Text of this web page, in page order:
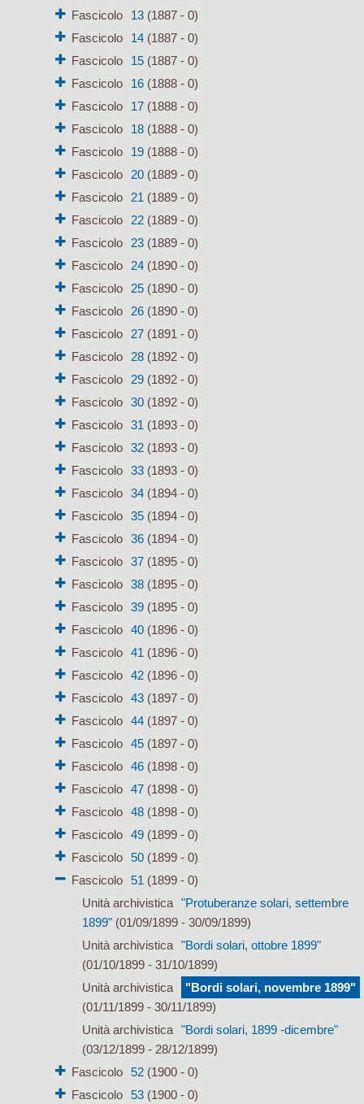
Fascicolo
13(1887 - 0)
Fascicolo
14(1887 - 0)
Fascicolo
15(1887 - 0)
Fascicolo
16(1888 - 0)
Fascicolo
17(1888 - 0)
Fascicolo
18(1888 - 0)
Fascicolo
19(1888 - 0)
Fascicolo
20(1889 - 0)
Fascicolo
21 (1889 - 0)
Fascicolo
22(1889 - 0)
Fascicolo
23(1889 - 0)
Fascicolo
24(1890 - 0)
Fascicolo
25(1890 - 0)
Fascicolo
26(1890 - 0)
Fascicolo
27(1891 - 0)
Fascicolo
28(1892 - 0)
Fascicolo
29(1892 - 0)
Fascicolo
30(1892 - 0)
Fascicolo
31 (1893 - 0)
Fascicolo
32(1893 - 0)
Fascicolo
33(1893 - 0)
Fascicolo
34(1894 - 0)
Fascicolo
35(1894 - 0)
Fascicolo
36(1894 - 0)
Fascicolo
37(1895 - 0)
Fascicolo
38(1895 - 0)
Fascicolo
39(1895 - 0)
Fascicolo
40(1896 - 0)
Fascicolo
41 (1896 - 0)
Fascicolo
42(1896 - 0)
Fascicolo
43(1897 - 0)
Fascicolo
44(1897 - 0)
Fascicolo
45(1897 - 0)
Fascicolo
46(1898 - 0)
Fascicolo
47(1898 - 0)
Fascicolo
48(1898 - 0)
Fascicolo
49(1899 - 0)
Fascicolo
50(1899 - 0)
Fascicolo
51 (1899 - 0)
Unità archivistica "Protuberanze solari, settembre
1899"(01/09/1899 - 30/09/1899)
Unità archivistica "Bordi solari, ottobre 1899"
(01/10/1899 - 31/10/1899)
Unità archivistica
"Bordi solari, novembre 1899"
(01/11/1899 - 30/11/1899)
Unità archivistica "Bordi solari, 1899 -dicembre"
(03/12/1899 - 28/12/1899)
Fascicolo
52(1900 - 0)
Fascicolo
53(1900 - 0)